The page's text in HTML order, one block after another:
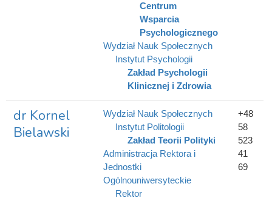
Centrum
Wsparcia
Psychologicznego
Wydział Nauk Społecznych
Instytut Psychologii
Zakład Psychologii
Klinicznej i Zdrowia
dr Kornel
Bielawski
+48
58
523
41
69
Wydział Nauk Społecznych
Instytut Politologii
Zakład Teorii Polityki
Administracja Rektora i
Jednostki
Ogólnouniwersyteckie
Rektor